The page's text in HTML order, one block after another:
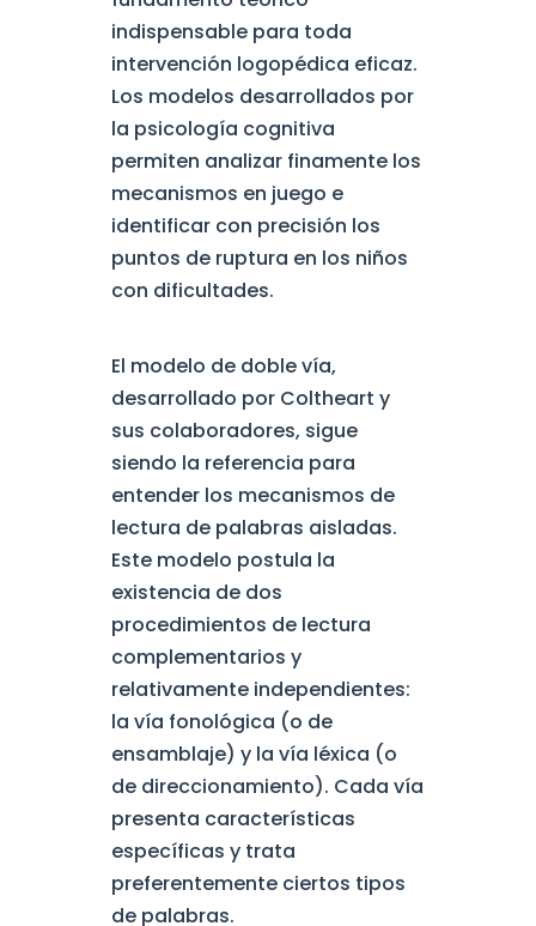
indispensable para toda
intervención logopédica eficaz.
Los modelos desarrollados por
la psicología cognitiva
permiten analizar finamente los
mecanismos en juego e
identificar con precisión los
puntos de ruptura en los niños
con dificultades.
El modelo de doble vía,
desarrollado por Coltheart y
sus colaboradores, sigue
siendo la referencia para
entender los mecanismos de
lectura de palabras aisladas.
Este modelo postula la
existencia de dos
procedimientos de lectura
complementarios y
relativamente independientes:
la vía fonológica (o de
ensamblaje) y la vía léxica (o
de direccionamiento). Cada vía
presenta características
específicas y trata
preferentemente ciertos tipos
de palabras.